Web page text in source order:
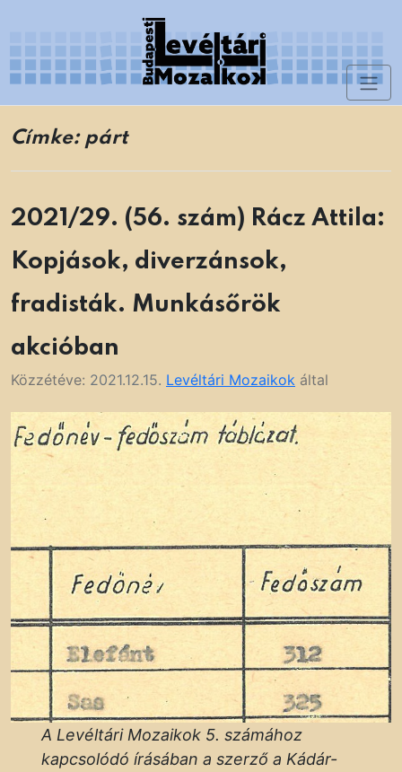
content
Címke: párt
2021/29. (56. szám) Rácz Attila:
Kopjások, diverzánsok,
fradisták. Munkásőrök
akcióban
Közzétéve: 2021.12.15. Levéltári Mozaikok által
A Levéltári Mozaikok 5. számához
kapcsolódó írásában a szerző a Kádár-